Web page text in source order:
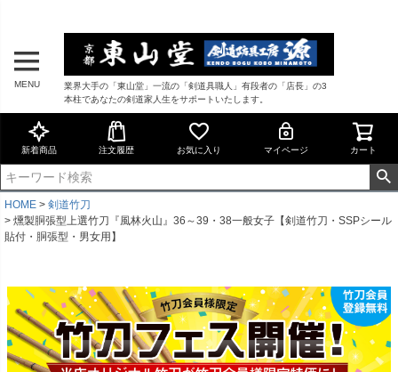
MENU
業界大手の「東山堂」一流の「剣道具職人」有段者の「店長」の3
本柱であなたの剣道家人生をサポートいたします。
新着商品 注文履歴 お気に入り マイページ カート
HOME
剣道竹刀
燻製胴張型上選竹刀『風林火山』36～39・38一般女子【剣道竹刀・SSPシール
貼付・胴張型・男女用】